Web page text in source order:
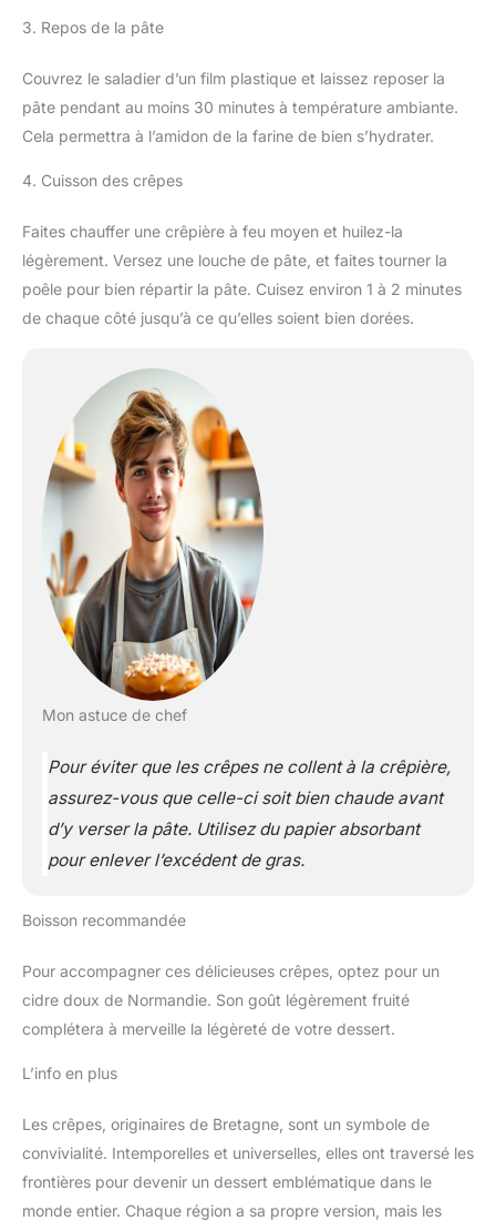
3. Repos de la pâte
Couvrez le saladier d’un film plastique et laissez reposer la
pâte pendant au moins 30 minutes à température ambiante.
Cela permettra à l’amidon de la farine de bien s’hydrater.
4. Cuisson des crêpes
Faites chauffer une crêpière à feu moyen et huilez-la
légèrement. Versez une louche de pâte, et faites tourner la
poêle pour bien répartir la pâte. Cuisez environ 1 à 2 minutes
de chaque côté jusqu’à ce qu’elles soient bien dorées.
Mon astuce de chef
Pour éviter que les crêpes ne collent à la crêpière,
assurez-vous que celle-ci soit bien chaude avant
d’y verser la pâte. Utilisez du papier absorbant
pour enlever l’excédent de gras.
Boisson recommandée
Pour accompagner ces délicieuses crêpes, optez pour un
cidre doux de Normandie. Son goût légèrement fruité
complétera à merveille la légèreté de votre dessert.
L’info en plus
Les crêpes, originaires de Bretagne, sont un symbole de
convivialité. Intemporelles et universelles, elles ont traversé les
frontières pour devenir un dessert emblématique dans le
monde entier. Chaque région a sa propre version, mais les